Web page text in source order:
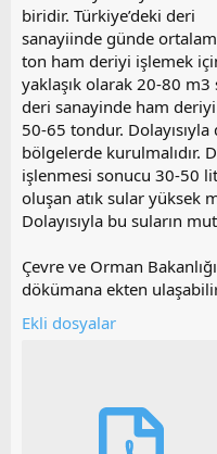
t
a
n
r
i
h
i
biridir. Türkiye’deki deri
sanayiinde günde
ton ham deriyi işlemek
yaklaşık olarak 20-80 m3
deri sanayinde ham
50-65 tondur.
bölgelerde kurulmalıdır.
işlenmesi sonucu 30-50
oluşan atık sular yüksek
Dolayısıyla bu suların
Çevre ve Orman
dökümana ekten
Ekli dosyalar